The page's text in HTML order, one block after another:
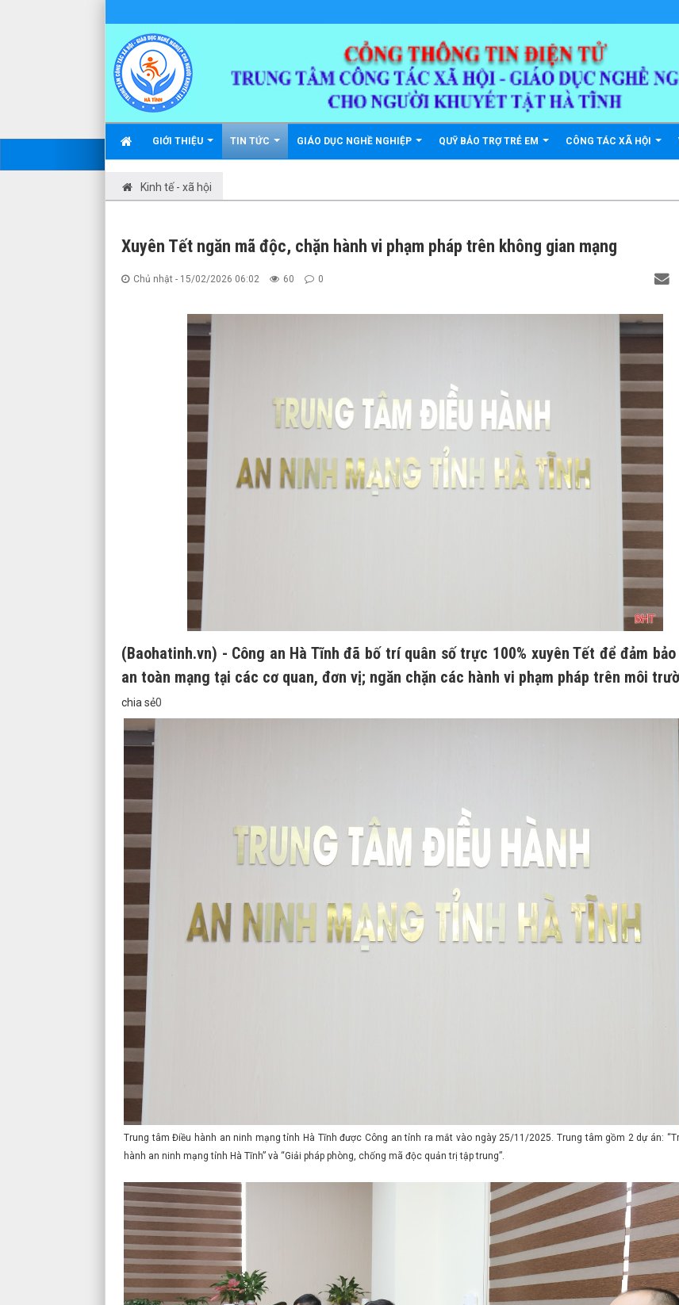
GIỚI THIỆU TIN TỨC GIÁO DỤC NGHỀ NGHIỆP QUỸ BẢO TRỢ TRẺ EM CÔNG TÁC XÃ HỘI
Kinh tế - xã hội
Xuyên Tết ngăn mã độc, chặn hành vi phạm pháp trên không gian mạng
Chủ nhật - 15/02/2026 06:02 60 0
(Baohatinh.vn) - Công an Hà Tĩnh đã bố trí quân số trực 100% xuyên Tết để đảm
an toàn mạng tại các cơ quan, đơn vị; ngăn chặn các hành vi phạm pháp trên môi
chia sẻ0
Trung tâm Điều hành an ninh mạng tỉnh Hà Tĩnh được Công an tỉnh ra mắt vào ngày 25/11/2025. Trung tâm gồm 2 dự án:
hành an ninh mạng tỉnh Hà Tĩnh” và “Giải pháp phòng, chống mã độc quản trị tập trung”.